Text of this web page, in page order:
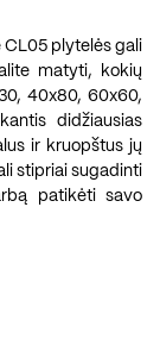
CL05 plytelės gali
matyti, kokių
40x80, 60x60,
didžiausias
ir kruopštus jų
stipriai sugadinti
patikėti savo